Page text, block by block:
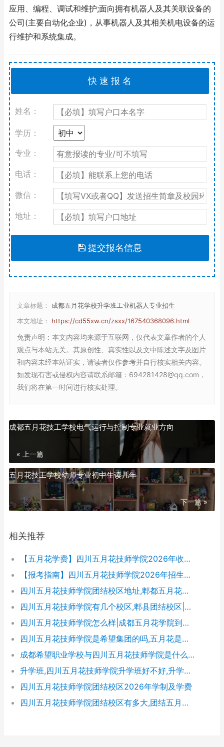
应用、编程、调试和维护;面向拥有机器人及其关联设备的
公司(主要自动化企业)，从事机器人及其相关机电设备的运
行维护和系统集成。
姓名：
学历：
专业：
电话：
微信：
地址：
提交报名信息
文章标题： 成都五月花学校升学班工业机器人专业招生
本文地址： https://cd55xw.cn/zsxx/167540368096.html
免责声明 ：本文内容均来源于互联网，仅代表文章作者的个人
观点与本站无关。其原创性、真实性以及文中陈述文字及图片
和内容未经本站证实，请读者仅作参考并自行核实相关内容。
如发现有害或侵权内容请联系邮箱：694281428@qq.com，
我们将在第一时间进行核实处理。
成都五月花技工学校电气运行与控制专业就业方向
« 上一篇
五月花技工学校幼师专业初中生读几年
下一篇 »
相关推荐
【五月花学费】四川五月花技师学院2026年收费标准及招生专业
【报考指南】四川五月花技师学院2026年招生简章及学费表
四川五月花技师学院团结校区地址,郫都五月花校园环境好不好
四川五月花技师学院有几个校区,郫县团结校区|金堂校区|康定分校
四川五月花技师学院怎么样|成都五月花学院到底好不好
四川五月花技师学院是希望集团的吗,五月花是哪个集团的
成都希望职业学校与四川五月花技师学院是什么关系
升学班,四川五月花技师学院升学班好不好,升学率高吗|升学保障
四川五月花技师学院团结校区2026年学制及学费
四川五月花技师学院团结校区有多大,团结五月花有多少学生